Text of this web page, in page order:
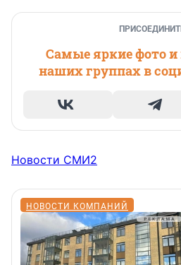
Самые яркие фото и
наших группах в
Новости СМИ2
НОВОСТИ КОМПАНИЙ